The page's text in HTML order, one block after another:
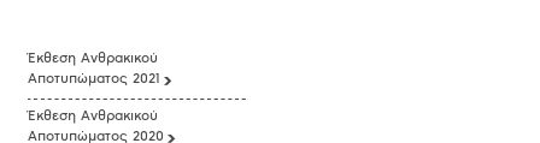
Έκθεση Ανθρακικού
Αποτυπώματος 2021
Έκθεση Ανθρακικού
Αποτυπώματος 2020